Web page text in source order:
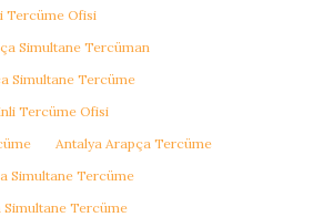
Tercüme Ofisi
Simultane Tercüman
Simultane Tercüme
Tercüme Ofisi
Antalya Arapça Tercüme
Simultane Tercüme
Simultane Tercüme